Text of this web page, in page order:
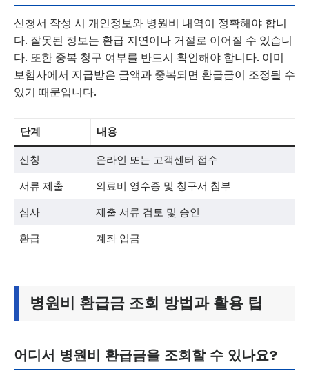
신청서 작성 시 개인정보와 병원비 내역이 정확해야 합니
다. 잘못된 정보는 환급 지연이나 거절로 이어질 수 있습니
다. 또한 중복 청구 여부를 반드시 확인해야 합니다. 이미
보험사에서 지급받은 금액과 중복되면 환급금이 조정될 수
있기 때문입니다.
단계 내용
신청 온라인 또는 고객센터 접수
서류 제출 의료비 영수증 및 청구서 첨부
심사 제출 서류 검토 및 승인
환급 계좌 입금
병원비 환급금 조회 방법과 활용 팁
어디서 병원비 환급금을 조회할 수 있나요?